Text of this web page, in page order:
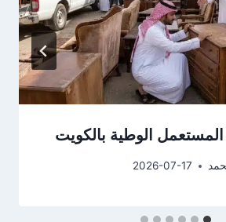
الوطية بالكويت
2026-07-17